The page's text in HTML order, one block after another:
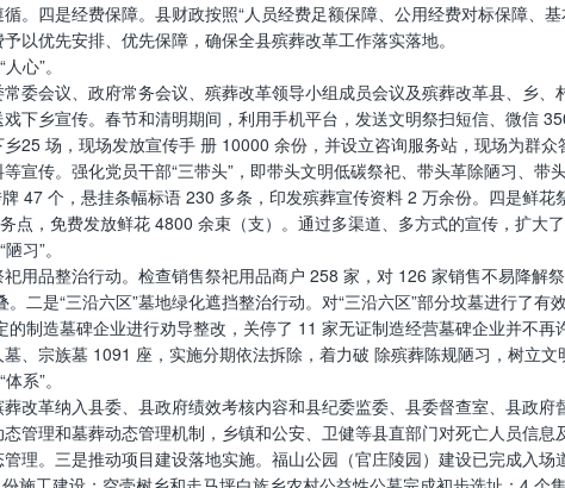
。四是经费保障。县财政按照“人员经费足额保障、公用经费对标保障
以优先安排、优先保障，确保全县殡葬改革工作落实落地。
心”。
委会议、政府常务会议、殡葬改革领导小组成员会议及殡葬改革县、乡
下乡宣传。春节和清明期间，利用手机平台，发送文明祭扫短信、微信
25 场，现场发放宣传手 册 10000 余份，并设立咨询服务站，现场为群
宣传。强化党员干部“三带头”，即带头文明低碳祭祀、带头革除陋习、
47 个，悬挂条幅标语 230 多条，印发殡葬宣传资料 2 万余份。四是鲜
点，免费发放鲜花 4800 余束（支）。通过多渠道、多方式的宣传，扩大
习”。
用品整治行动。检查销售祭祀用品商户 258 家，对 126 家销售不易降
二是“三沿六区”墓地绿化遮挡整治行动。对“三沿六区”部分坟墓进行了
制造墓碑企业进行劝导整改，关停了 11 家无证制造经营墓碑企业并不
、宗族墓 1091 座，实施分期依法拆除，着力破 除殡葬陈规陋习，树立文
系”。
改革纳入县委、县政府绩效考核内容和县纪委监委、县委督查室、县政
管理和墓葬动态管理机制，乡镇和公安、卫健等县直部门对死亡人员信
理。三是推动项目建设落地实施。福山公园（官庄陵园）建设已完成入